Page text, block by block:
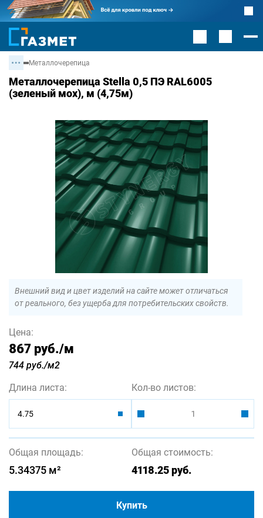
Металлочерепица
Металлочерепица Stella 0,5 ПЭ RAL6005
(зеленый мох), м (4,75м)
Внешний вид и цвет изделий на сайте может отличаться
от реального, без ущерба для потребительских свойств.
Цена:
867 руб./м
744 руб./м2
Длина листа:
4.75
Кол-во листов:
Общая площадь:
5.34375 м²
Общая стоимость:
4118.25руб.
Купить